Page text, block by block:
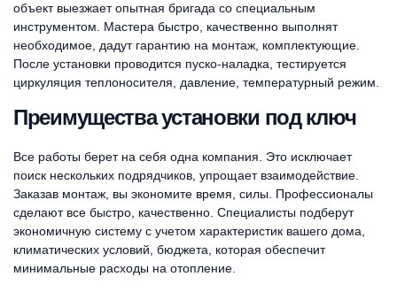
объект выезжает опытная бригада со специальным
инструментом. Мастера быстро, качественно выполнят
необходимое, дадут гарантию на монтаж, комплектующие.
После установки проводится пуско-наладка, тестируется
циркуляция теплоносителя, давление, температурный режим.
Преимущества установки под ключ
Все работы берет на себя одна компания. Это исключает
поиск нескольких подрядчиков, упрощает взаимодействие.
Заказав монтаж, вы экономите время, силы. Профессионалы
сделают все быстро, качественно. Специалисты подберут
экономичную систему с учетом характеристик вашего дома,
климатических условий, бюджета, которая обеспечит
минимальные расходы на отопление.